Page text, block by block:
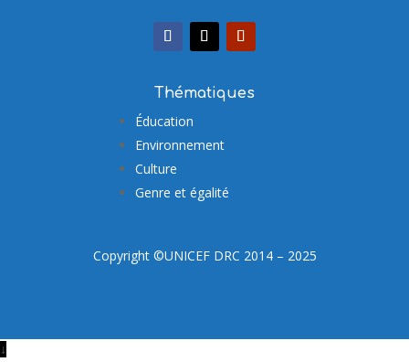
Thématiques
Éducation
Environnement
Culture
Genre et égalité
Copyright ©UNICEF DRC 2014 – 2025
↓